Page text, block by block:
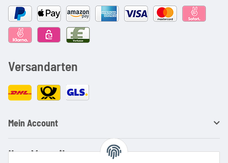
Versandarten
Mein Account
Ihre Vorteile